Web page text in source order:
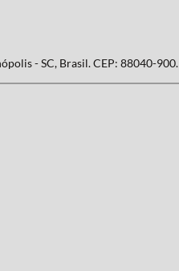
- SC, Brasil. CEP: 88040-900.